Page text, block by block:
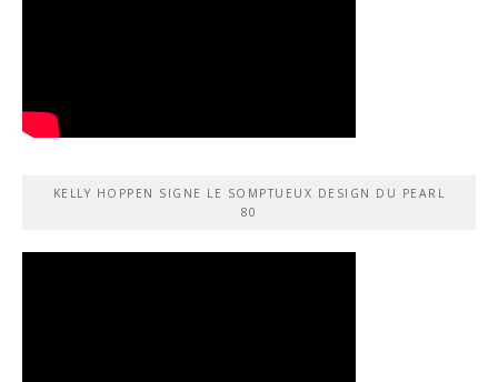
KELLY HOPPEN SIGNE LE SOMPTUEUX DESIGN DU PEARL
80